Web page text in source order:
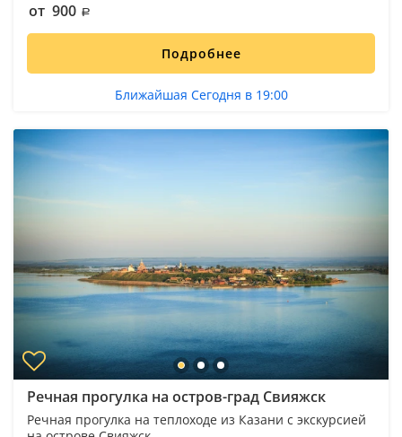
от 900
Подробнее
Ближайшая Сегодня в 19:00
Речная прогулка на остров-град Свияжск
Речная прогулка на теплоходе из Казани с экскурсией